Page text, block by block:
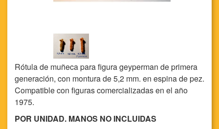
Rótula de muñeca para figura geyperman de primera
generación, con montura de 5,2 mm. en espina de pez.
Compatible con figuras comercializadas en el año
1975.
POR UNIDAD. MANOS NO INCLUIDAS